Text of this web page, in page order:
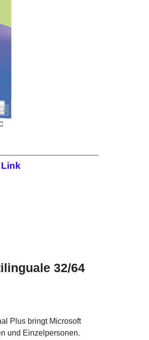
32/64
Plus bringt Microsoft
und Einzelpersonen.